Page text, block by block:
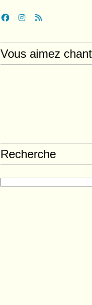
Vous aimez
Recherche